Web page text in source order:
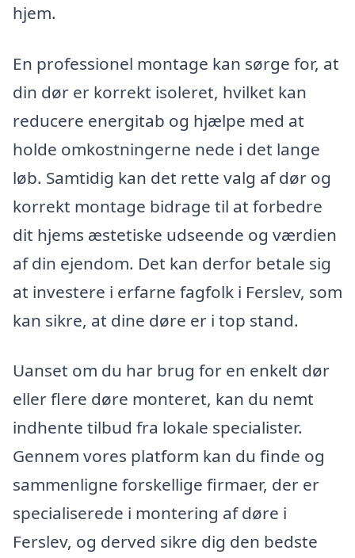
hjem.
En professionel montage kan sørge for, at
din dør er korrekt isoleret, hvilket kan
reducere energitab og hjælpe med at
holde omkostningerne nede i det lange
løb. Samtidig kan det rette valg af dør og
korrekt montage bidrage til at forbedre
dit hjems æstetiske udseende og værdien
af din ejendom. Det kan derfor betale sig
at investere i erfarne fagfolk i Ferslev, som
kan sikre, at dine døre er i top stand.
Uanset om du har brug for en enkelt dør
eller flere døre monteret, kan du nemt
indhente tilbud fra lokale specialister.
Gennem vores platform kan du finde og
sammenligne forskellige firmaer, der er
specialiserede i montering af døre i
Ferslev, og derved sikre dig den bedste